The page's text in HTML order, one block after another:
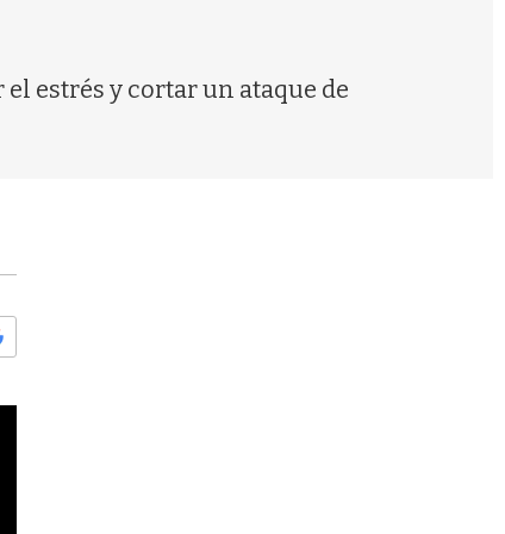
estrés y cortar un ataque de